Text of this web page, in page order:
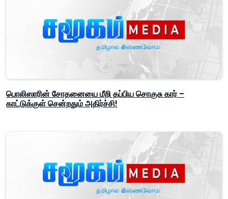
பொலிஸாரின் சோதனையை மீறி தப்பிய சொகுசு கார் –
காட்டுக்குள் சென்றதும் அதிர்ச்சி!